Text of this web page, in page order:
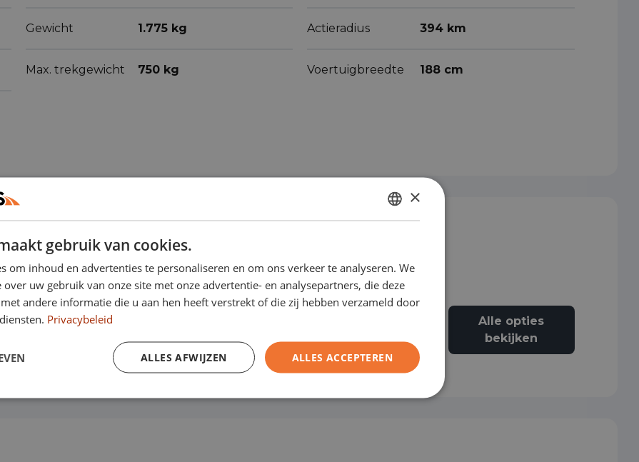
Gewicht 1.775 kg Actieradius 394 km
Max. trekgewicht 750 kg Voertuigbreedte 188 cm
(71)
Actieve
Alle opties
bekijken
DUTCH
GERMAN
×
gebruik van cookies.
om inhoud en advertenties te personaliseren en om ons verkeer te analyseren. We
uw gebruik van onze site met onze advertentie- en analysepartners, die deze
andere informatie die u aan hen heeft verstrekt of die zij hebben verzameld door
Privacybeleid
ALLES ACCEPTEREN
ALLES AFWIJZEN